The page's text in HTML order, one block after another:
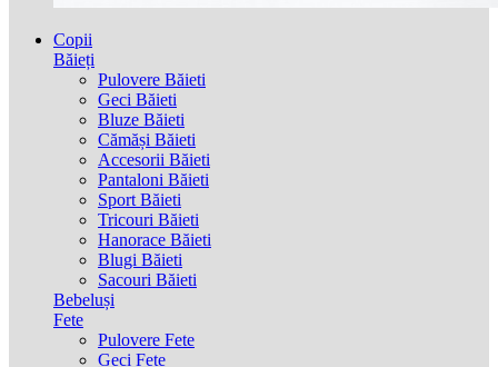
Copii
Băieți
Pulovere Băieti
Geci Băieti
Bluze Băieti
Cămăși Băieti
Accesorii Băieti
Pantaloni Băieti
Sport Băieti
Tricouri Băieti
Hanorace Băieti
Blugi Băieti
Sacouri Băieti
Bebeluși
Fete
Pulovere Fete
Geci Fete